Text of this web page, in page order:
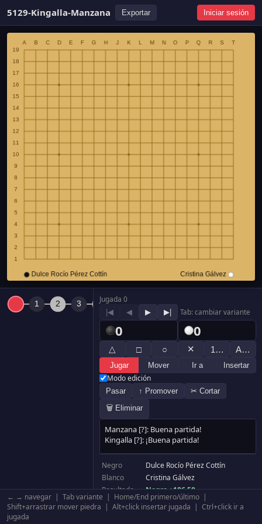
5129-Kingalla-Manzana Exportar Iniciar sesión
Jugada 0
|◀ ◀ ▶ ▶| Tab: cambiar variante
0 0
△ □ ○ ✕ 1… A…
Jugar Mover Ir a Insertar
Modo edición
Pasar ↑ Promover
✂ Cortar
🗑 Eliminar
Negro
Dulce Rocío Pérez Cottín
Blanco
Cristina Gálvez
Resultado
Negro +186.50
Komi
6.50
Tablero
← → navegar | Tab variante | Home/End primero/último |
Shift+arrastrar mover piedra | Alt+click insertar jugada | Ctrl+click ir a
jugada